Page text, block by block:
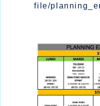
file/